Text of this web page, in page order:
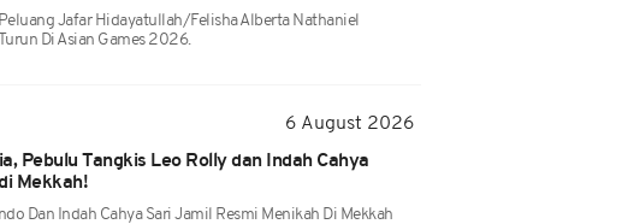
Jafar Hidayatullah/Felisha Alberta Nathaniel
Di Asian Games 2026.
6 August 2026
Pebulu Tangkis Leo Rolly dan Indah Cahya
Mekkah!
Dan Indah Cahya Sari Jamil Resmi Menikah Di Mekkah